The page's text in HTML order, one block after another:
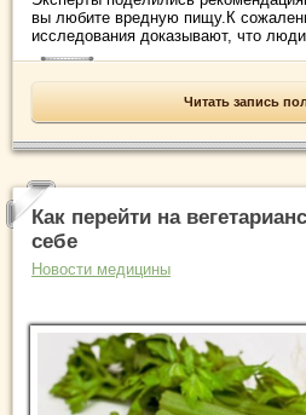
вы любите вредную пищу.К
исследования доказывают, что люди
Читать запись
Как перейти на
себе
Новости медицины